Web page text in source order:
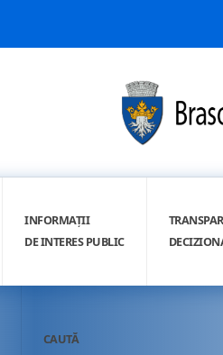
INFORMAȚII
DE INTERES PUBLIC
CAUTĂ